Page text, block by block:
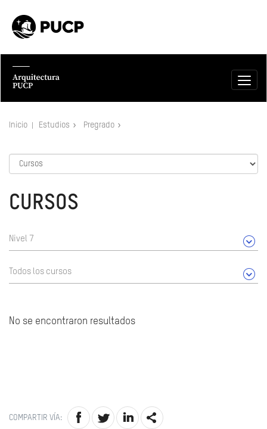
Inicio Estudios Pregrado
CURSOS
Nivel 7
Todos los cursos
No se encontraron resultados
COMPARTIR VÍA: